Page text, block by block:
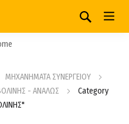
ΜΗΧΑΝΗΜΑΤΑ ΣΥΝΕΡΓΕΙΟΥ
- ΑΝΑΛΩΣ
Category